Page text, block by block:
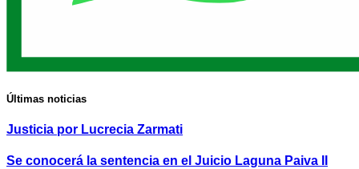
Últimas noticias
Justicia por Lucrecia Zarmati
Se conocerá la sentencia en el Juicio Laguna Paiva II